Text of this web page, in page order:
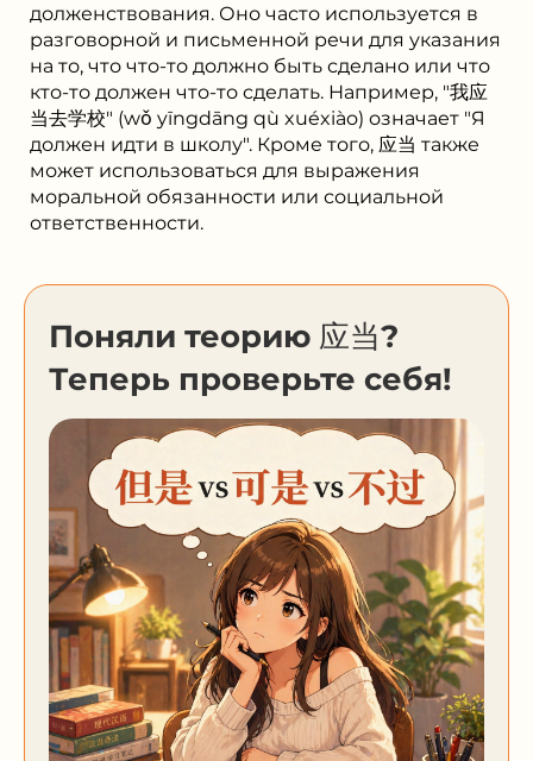
долженствования. Оно часто используется в
разговорной и письменной речи для указания
на то, что что-то должно быть сделано или что
кто-то должен что-то сделать. Например, "我应
当去学校" (wǒ yīngdāng qù xuéxiào) означает "Я
должен идти в школу". Кроме того, 应当 также
может использоваться для выражения
моральной обязанности или социальной
ответственности.
Поняли теорию 应当?
Теперь проверьте себя!